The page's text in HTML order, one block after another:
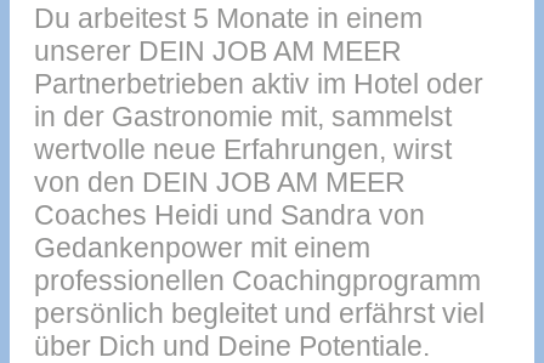
Du arbeitest 5 Monate in einem
unserer DEIN JOB AM MEER
Partnerbetrieben aktiv im Hotel oder
in der Gastronomie mit, sammelst
wertvolle neue Erfahrungen, wirst
von den DEIN JOB AM MEER
Coaches Heidi und Sandra von
Gedankenpower mit einem
professionellen Coachingprogramm
persönlich begleitet und erfährst viel
über Dich und Deine Potentiale.